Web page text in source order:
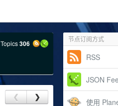
节点订阅方式
RSS
JSON
使用
Topics306
❮ ❯